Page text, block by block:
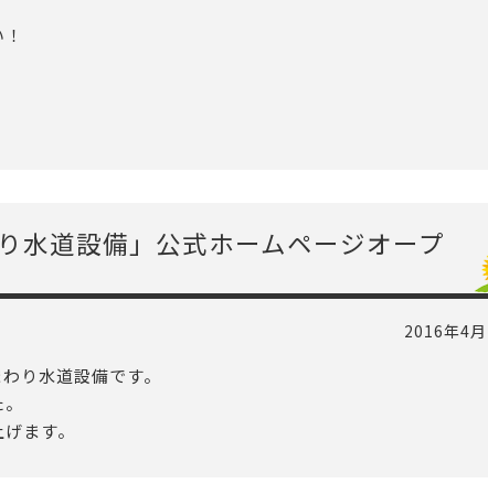
水道設備」公式ホームページオープ
2016年4
り水道設備です。
ます。